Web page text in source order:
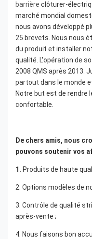
barrière clôturer-
marché mondial
nous avons développé
25 brevets. Nous nous
du produit et installer
qualité. L'opération de
2008 QMS après 2013.
partout dans le monde
Notre but est de rendre
confortable.
De chers amis, nous
pouvons soutenir vos
1. Produits de haute
2. Options modèles de
3. Contrôle de qualité
après-vente ;
4. Nous faisons bon